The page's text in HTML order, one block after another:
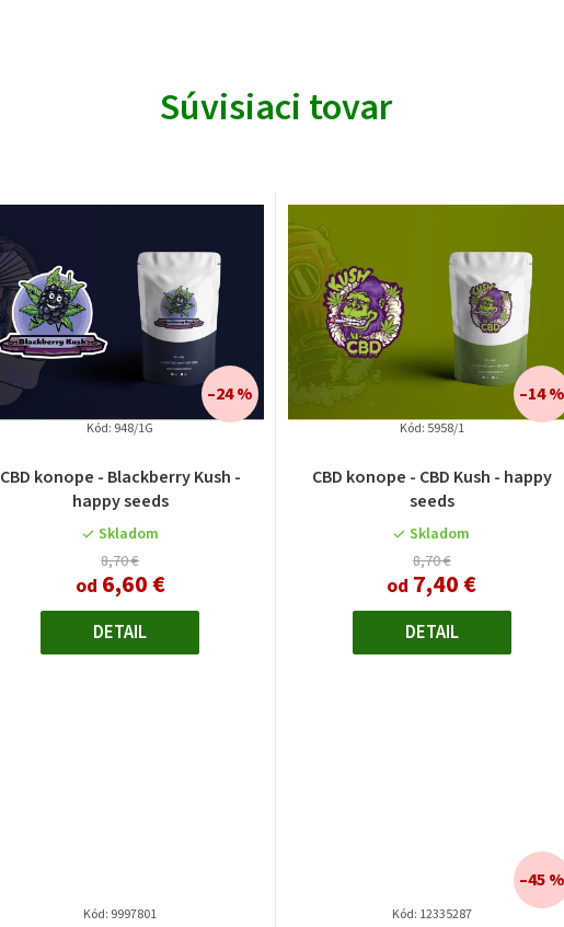
Súvisiaci tovar
CBD konope - Blackberry Kush -
happy seeds
hodnotenie
produktu
je
4,0
z
5
hviezdičiek.
Skladom
8,70 €
od 6,60 €
–24 %
DETAIL
Kód: 948/1G
CBD konope - CBD Kush - happy
seeds
hodnotenie
produktu
je
4,3
z
5
hviezdičiek.
Skladom
8,70 €
od 7,40 €
–14 %
DETAIL
Kód: 5958/1
Kód: 9997801
–45 %
Kód: 12335287